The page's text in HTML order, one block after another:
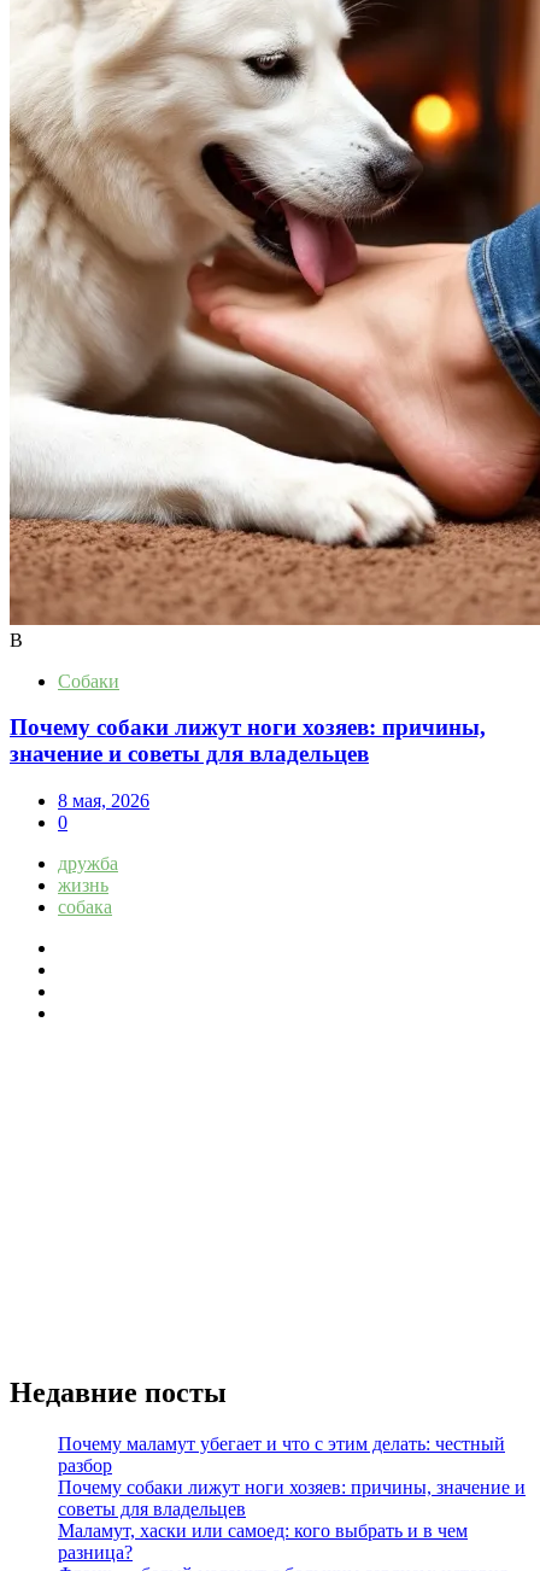
В
Собаки
Почему собаки лижут ноги хозяев: причины,
значение и советы для владельцев
8 мая, 2026
0
дружба
жизнь
собака
Недавние посты
Почему маламут убегает и что с этим делать: честный
разбор
Почему собаки лижут ноги хозяев: причины, значение и
советы для владельцев
Маламут, хаски или самоед: кого выбрать и в чем
разница?